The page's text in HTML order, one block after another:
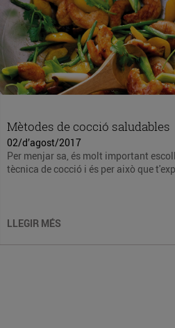
Mètodes de cocció saludables
02/d’agost/2017
Per menjar sa, és molt important
tècnica de cocció i és per això que
LLEGIR MÉS